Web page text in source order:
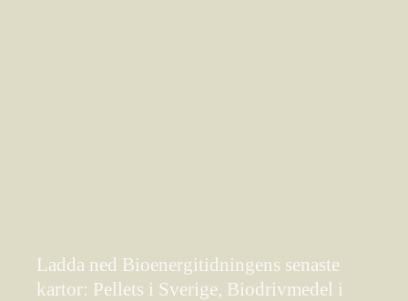
Ladda ned Bioenergitidningens senaste
kartor: Pellets i Sverige, Biodrivmedel i